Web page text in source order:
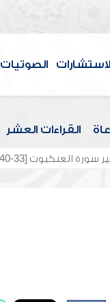
الصوتيات
القراءات العشر
سورة العنكبوت [33-40]